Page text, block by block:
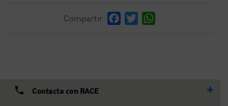
Compartir: Facebook
Twitter
Contacta con RACE